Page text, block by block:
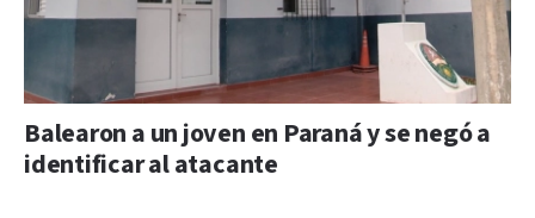
Balearon a un joven en Paraná y se negó a
identificar al atacante